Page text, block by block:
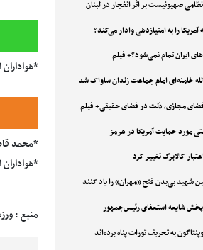
صهیونیست بر اثر انفجار در لبنان
آمریکا را به امتیازدهی وادار می‌کند؟
ایران تمام نمی‌شود؟+ فیلم
خامنه‌ای امام جماعت زندان ساواک شد
مجازی، ذلت در فضای حقیقی+ فیلم
مورد حمایت آمریکا در هرمز
کالابرگ تغییر کرد
شهید بی‌بدن فتح «مهران» را یاد کنند
شایعه استعفای رئیس‌جمهور
به تحریف تورات پناه برده‌اند
*هواداران استقلال دقیقه
*محمد
منبع :